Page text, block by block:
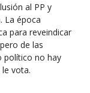
al PP y
La época
para reveindicar
de las
político no hay
le vota.